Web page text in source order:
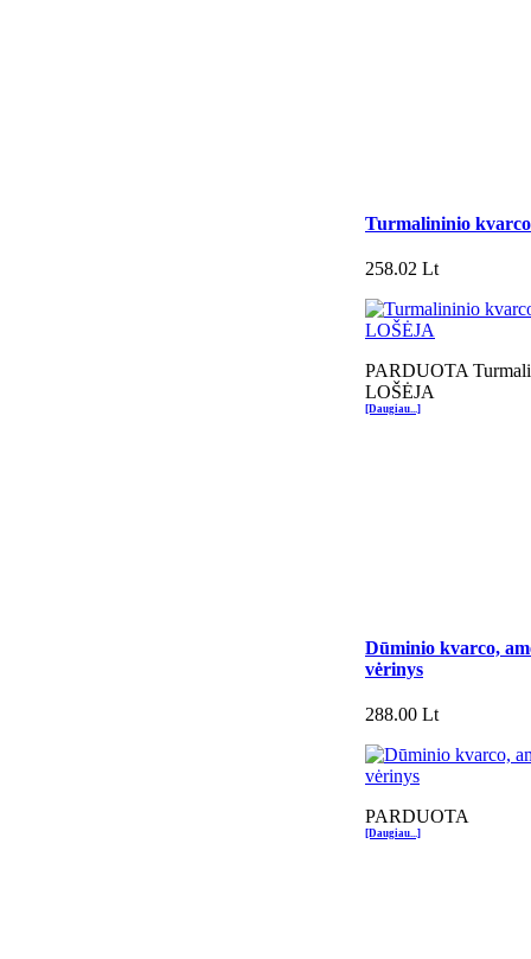
Turmalininio
258.02 Lt
PARDUOTA
LOŠĖJA
[Daugiau...]
Dūminio kvarco,
vėrinys
288.00 Lt
PARDUOTA
[Daugiau...]